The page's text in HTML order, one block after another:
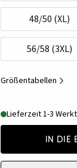
48/50 (XL)
56/58 (3XL)
Größentabellen
Lieferzeit 1-3
In die